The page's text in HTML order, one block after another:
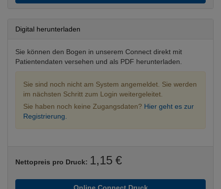
Digital herunterladen
Sie können den Bogen in unserem Connect direkt mit
Patientendaten versehen und als PDF herunterladen.
Sie sind noch nicht am System angemeldet. Sie werden
im nächsten Schritt zum Login weitergeleitet.
Sie haben noch keine Zugangsdaten? Hier geht es zur
Registrierung.
Nettopreis pro Druck: 1,15 €